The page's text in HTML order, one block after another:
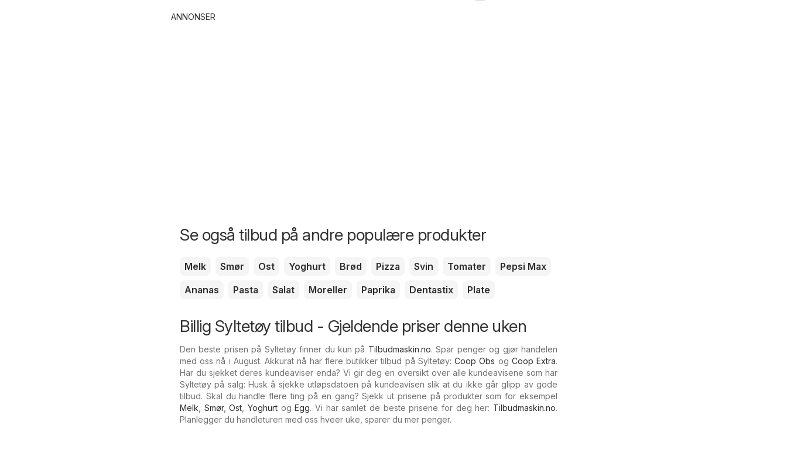
ANNONSER
Se også tilbud på andre populære produkter
Melk Smør Ost Yoghurt Brød Pizza Svin Tomater
Pepsi Max
Ananas
Pasta Salat Moreller Paprika Dentastix Plate
Billig Syltetøy tilbud - Gjeldende priser denne uken
Den beste prisen på Syltetøy finner du kun på Tilbudmaskin.no. Spar penger og gjør handelen
med oss nå i August. Akkurat nå har flere butikker tilbud på Syltetøy:Coop Obs og Coop Extra.
Har du sjekket deres kundeaviser enda? Vi gir deg en oversikt over alle kundeavisene som har
Syltetøy på salg: Husk å sjekke utløpsdatoen på kundeavisen slik at du ikke går glipp av gode
tilbud. Skal du handle flere ting på en gang? Sjekk ut prisene på produkter som for eksempel
Melk
Smør,Ost ,Yoghurt ogEgg. Vi har samlet de beste prisene for deg her: Tilbudmaskin.no.
Planlegger du handleturen med oss hveer uke, sparer du mer penger.